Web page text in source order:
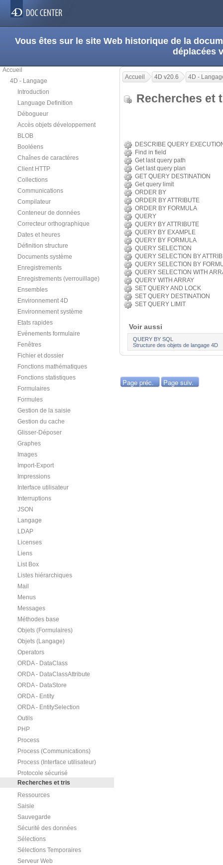
Vous êtes sur le site Web historique de la
déplacées
Accueil
4D - Langage
Introduction
Language Definition
Débogueur
Accès objets développement
BLOB
Booléens
Chaînes de caractères
Client HTTP
Collections
Communications
Compilateur
Conteneur de données
Correcteur orthographique
Dates et heures
Définition structure
Documents système
Enregistrements
Enregistrements (verrouillage)
Ensembles
Environnement 4D
Environnement système
Etats rapides
Evénements formulaire
Fenêtres
Fichier et dossier
Fonctions mathématiques
Fonctions statistiques
Formulaires
Formules
Gestion de la saisie
Gestion du cache
Glisser-Déposer
Graphes
Images
Import-Export
Impressions
Interface utilisateur
Interruptions
JSON
Langage
LDAP
Licenses
Liens
List Box
Listes hiérarchiques
Mail
Menus
Messages
Méthodes base
Objets (Formulaires)
Objets (Langage)
Operators
ORDA - DataClass
ORDA - DataClassAttribute
ORDA - DataStore
ORDA - Entity
ORDA - EntitySelection
Outils
PHP
Process
Process (Communications)
Process (Interface utilisateur)
Protocole sécurisé
Recherches et tris
Ressources
Saisie
Sauvegarde
Sécurité des données
Sélections
Sélections Temporaires
Serveur Web
Accueil 4D v20.6 4D -
Recherches
DESCRIBE QUERY
Find in field
Get last query path
Get last query plan
GET QUERY DESTINATION
Get query limit
ORDER BY
ORDER BY ATTRIBUTE
ORDER BY FORMULA
QUERY
QUERY BY ATTRIBUTE
QUERY BY EXAMPLE
QUERY BY FORMULA
QUERY SELECTION
QUERY SELECTION BY
QUERY SELECTION BY
QUERY SELECTION WITH
QUERY WITH ARRAY
SET QUERY AND LOCK
SET QUERY DESTINATION
SET QUERY LIMIT
Voir aussi
QUERY BY SQL
Structure des objets de langage 4D
Page préc. Page suiv.